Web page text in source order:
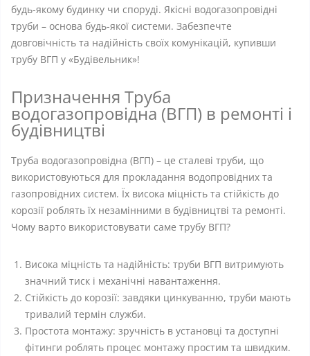
будь-якому будинку чи споруді. Якісні водогазопровідні
труби – основа будь-якої системи. Забезпечте
довговічність та надійність своїх комунікацій, купивши
трубу ВГП у «Будівельник»!
Призначення Труба
водогазопровідна (ВГП) в ремонті і
будівництві
Труба водогазопровідна (ВГП) – це сталеві труби, що
використовуються для прокладання водопровідних та
газопровідних систем. Їх висока міцність та стійкість до
корозії роблять їх незамінними в будівництві та ремонті.
Чому варто використовувати саме трубу ВГП?
Висока міцність та надійність: труби ВГП витримують
значний тиск і механічні навантаження.
Стійкість до корозії: завдяки цинкуванню, труби мають
тривалий термін служби.
Простота монтажу: зручність в установці та доступні
фітинги роблять процес монтажу простим та швидким.